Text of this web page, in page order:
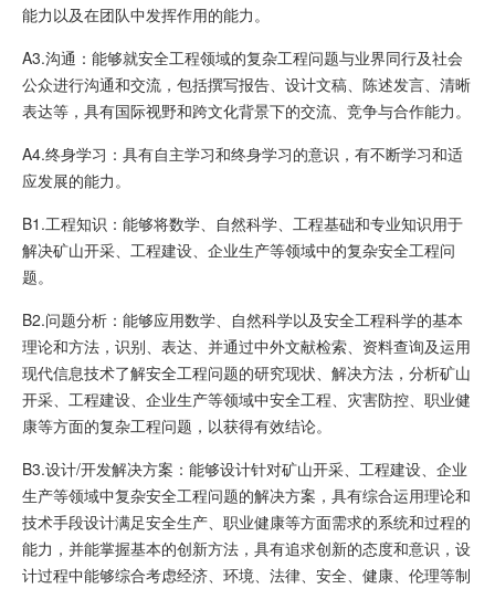
能力以及在团队中发挥作用的能力。
A3.沟通：能够就安全工程领域的复杂工程问题与业界同行及社会
公众进行沟通和交流，包括撰写报告、设计文稿、陈述发言、清晰
表达等，具有国际视野和跨文化背景下的交流、竞争与合作能力。
A4.终身学习：具有自主学习和终身学习的意识，有不断学习和适
应发展的能力。
B1.工程知识：能够将数学、自然科学、工程基础和专业知识用于
解决矿山开采、工程建设、企业生产等领域中的复杂安全工程问
题。
B2.问题分析：能够应用数学、自然科学以及安全工程科学的基本
理论和方法，识别、表达、并通过中外文献检索、资料查询及运用
现代信息技术了解安全工程问题的研究现状、解决方法，分析矿山
开采、工程建设、企业生产等领域中安全工程、灾害防控、职业健
康等方面的复杂工程问题，以获得有效结论。
B3.设计/开发解决方案：能够设计针对矿山开采、工程建设、企业
生产等领域中复杂安全工程问题的解决方案，具有综合运用理论和
技术手段设计满足安全生产、职业健康等方面需求的系统和过程的
能力，并能掌握基本的创新方法，具有追求创新的态度和意识，设
计过程中能够综合考虑经济、环境、法律、安全、健康、伦理等制